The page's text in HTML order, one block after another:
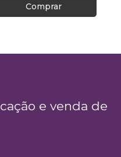
Comprar
e venda de